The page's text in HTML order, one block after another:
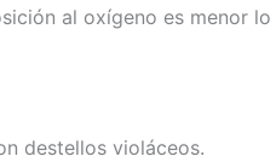
al oxígeno es menor
destellos violáceos.